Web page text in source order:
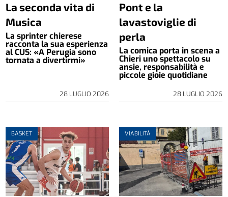
La seconda vita di
Musica
La sprinter chierese
racconta la sua esperienza
al CUS: «A Perugia sono
tornata a divertirmi»
28 LUGLIO 2026
Pont e la
lavastoviglie di
perla
La comica porta in scena a
Chieri uno spettacolo su
ansie, responsabilità e
piccole gioie quotidiane
28 LUGLIO 2026
BASKET VIABILITÀ